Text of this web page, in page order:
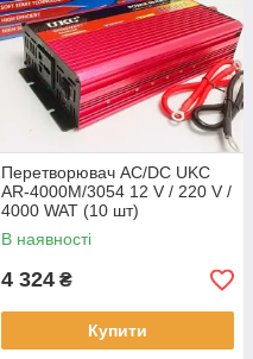
Перетворювач AC/DC UKC
AR-4000M/3054 12 V / 220 V /
4000 WAT (10 шт)
В наявності
4 324 ₴
Купити